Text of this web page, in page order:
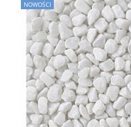
NOWOŚCI